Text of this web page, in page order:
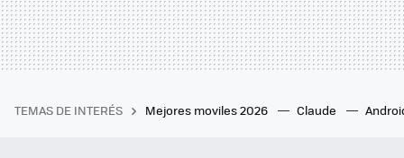
TEMAS DE INTERÉS Mejores moviles 2026 Claude